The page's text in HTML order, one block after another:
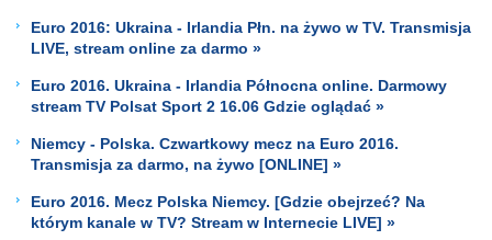
Euro 2016: Ukraina - Irlandia Płn. na żywo w TV. Transmisja
LIVE, stream online za darmo »
Euro 2016. Ukraina - Irlandia Północna online. Darmowy
stream TV Polsat Sport 2 16.06 Gdzie oglądać »
Niemcy - Polska. Czwartkowy mecz na Euro 2016.
Transmisja za darmo, na żywo [ONLINE] »
Euro 2016. Mecz Polska Niemcy. [Gdzie obejrzeć? Na
którym kanale w TV? Stream w Internecie LIVE] »